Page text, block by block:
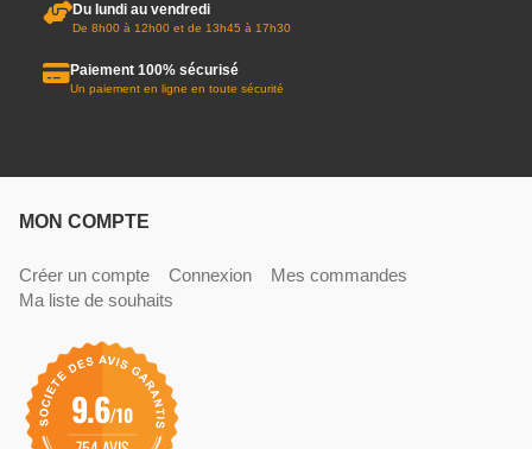
Du lundi au vendredi
De 8h00 à 12h00 et de 13h45 à 17h30
Paiement 100% sécurisé
Un paiement en ligne en toute sécurité
MON COMPTE
Créer un compte Connexion
Mes commandes
Ma liste de souhaits
9.6/10